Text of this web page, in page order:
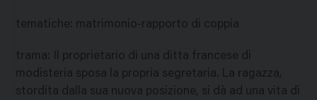
tematiche: matrimonio-rapporto di coppia
trama: Il proprietario di una ditta francese di
modisteria sposa la propria segretaria. La ragazza,
stordita dalla sua nuova posizione, si dà ad una vita di